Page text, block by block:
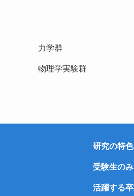
力学群
物理学実験群
研究の特色
受験生の
活躍する